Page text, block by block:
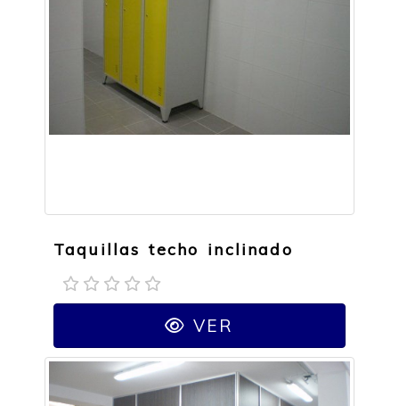
Taquillas techo inclinado
VER